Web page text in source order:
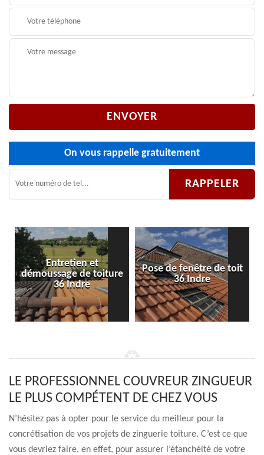
On vous rappelle gratuitement
Entretien et
démoussage de toiture
36 Indre
Pose de fenêtre de toit
36 Indre
LE PROFESSIONNEL COUVREUR ZINGUEUR
LE PLUS COMPÉTENT DE CHEZ VOUS
N’hésitez pas à opter pour le service du meilleur pour la
concrétisation de vos projets de zinguerie toiture. C’est ce que
vous devriez faire, en effet, pour assurer l’étanchéité de votre